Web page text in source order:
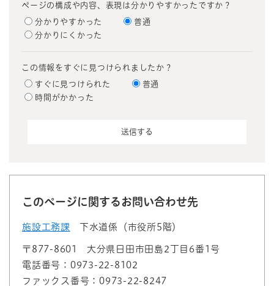
ページの構成や内容、表現は分かりやすかったですか？
分かりやすかった
普通
分かりにくかった
この情報をすぐに見つけられましたか？
すぐに見つけられた
普通
時間がかかった
このページに関するお問い合わせ先
施設工務課 下水道係（市役所5階）
〒877-8601
大分県日田市田島2丁目6番1号
電話番号：0973-22-8102
ファックス番号：0973-22-8247